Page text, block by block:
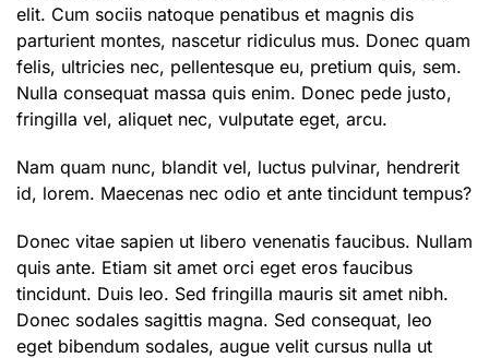
elit. Cum sociis natoque penatibus et magnis dis
parturient montes, nascetur ridiculus mus. Donec quam
felis, ultricies nec, pellentesque eu, pretium quis, sem.
Nulla consequat massa quis enim. Donec pede justo,
fringilla vel, aliquet nec, vulputate eget, arcu.
Nam quam nunc, blandit vel, luctus pulvinar, hendrerit
id, lorem. Maecenas nec odio et ante tincidunt tempus?
Donec vitae sapien ut libero venenatis faucibus. Nullam
quis ante. Etiam sit amet orci eget eros faucibus
tincidunt. Duis leo. Sed fringilla mauris sit amet nibh.
Donec sodales sagittis magna. Sed consequat, leo
eget bibendum sodales, augue velit cursus nulla ut